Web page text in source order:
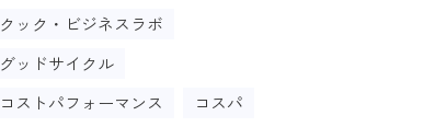
クック・ビジネスラボ
グッドサイクル
コストパフォーマンス
コスパ